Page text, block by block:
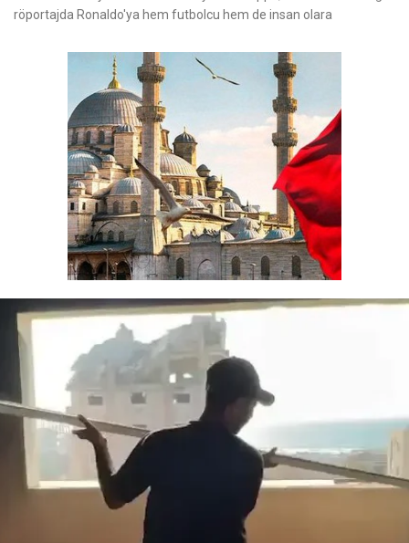
röportajda Ronaldo'ya hem futbolcu hem de insan olara